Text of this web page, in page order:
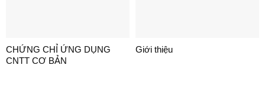
CHỨNG CHỈ ỨNG DỤNG
CNTT CƠ BẢN
Giới thiệu